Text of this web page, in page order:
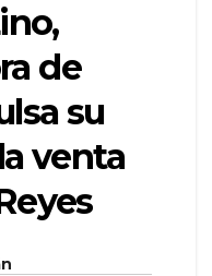
de
su
venta